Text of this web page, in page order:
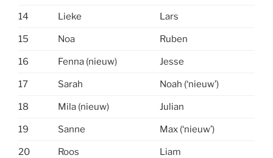
14 Lieke Lars
15 Noa Ruben
16 Fenna (nieuw) Jesse
17 Sarah Noah (‘nieuw’)
18 Mila (nieuw) Julian
19 Sanne Max (‘nieuw’)
20 Roos Liam